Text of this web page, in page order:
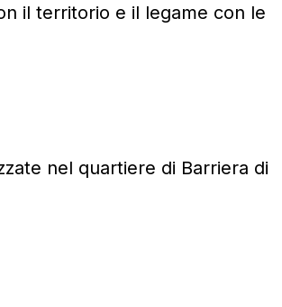
il territorio e il legame con le
nel quartiere di Barriera di